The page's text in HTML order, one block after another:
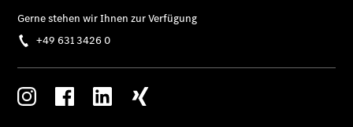
Tourer -
Sterne